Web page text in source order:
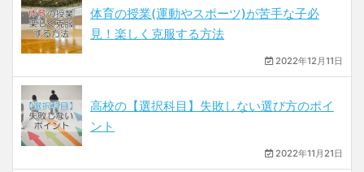
体育の授業(運動やスポーツ)が苦手な子必
見！楽しく克服する方法
2022年12月11日
高校の【選択科目】失敗しない選び方のポイ
ント
2022年11月21日